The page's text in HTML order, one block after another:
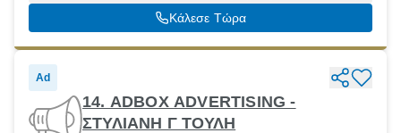
54634
Κάλεσε Τώρα
Ad
14. ADBOX ADVERTISING -
ΣΤΥΛΙΑΝΗ Γ ΤΟΥΛΗ